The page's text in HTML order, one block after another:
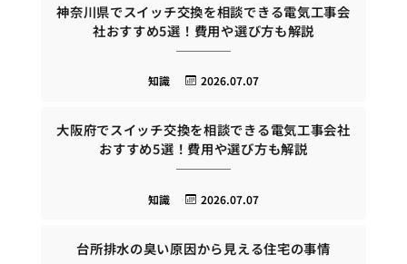
神奈川県でスイッチ交換を相談できる電気工事会
社おすすめ5選！費用や選び方も解説
2026.07.07
知識
大阪府でスイッチ交換を相談できる電気工事会社
おすすめ5選！費用や選び方も解説
2026.07.07
知識
台所排水の臭い原因から見える住宅の事情